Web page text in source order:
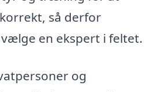
så derfor
en ekspert i feltet.
og